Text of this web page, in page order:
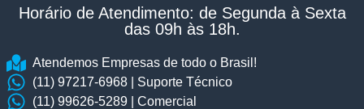
Horário de Atendimento: de Segunda à Sexta
das 09h às 18h.​
Atendemos Empresas de todo o Brasil!
(11) 97217-6968 | Suporte Técnico
(11) 99626-5289 | Comercial